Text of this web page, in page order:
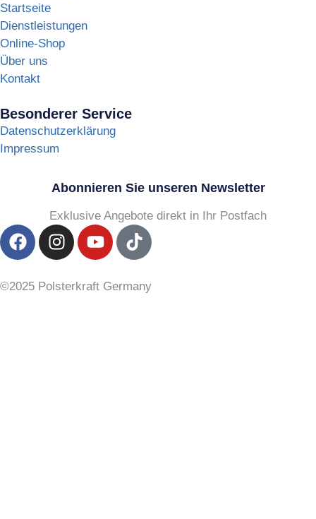
Startseite
Dienstleistungen
Online-Shop
Über uns
Kontakt
Besonderer Service
Datenschutzerklärung
Impressum
Abonnieren Sie unseren Newsletter
Exklusive Angebote direkt in Ihr Postfach
©2025 Polsterkraft Germany